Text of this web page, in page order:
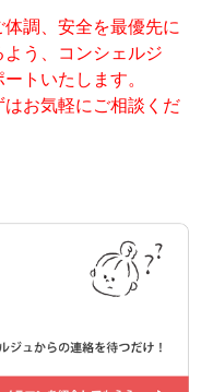
調、安全を最優先に
う、コンシェルジ
トいたします。
お気軽にご相談くだ